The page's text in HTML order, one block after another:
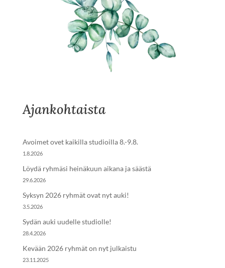
Ajankohtaista
Avoimet ovet kaikilla studioilla 8.-9.8.
1.8.2026
Löydä ryhmäsi heinäkuun aikana ja säästä
29.6.2026
Syksyn 2026 ryhmät ovat nyt auki!
3.5.2026
Sydän auki uudelle studiolle!
28.4.2026
Kevään 2026 ryhmät on nyt julkaistu
23.11.2025